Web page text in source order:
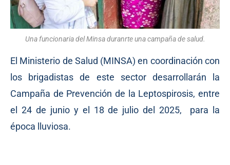
Una funcionaria del Minsa duranrte una campaña de salud.
El Ministerio de Salud (MINSA) en coordinación con
los brigadistas de este sector desarrollarán la
Campaña de Prevención de la Leptospirosis, entre
el 24 de junio y el 18 de julio del 2025, para la
época lluviosa.